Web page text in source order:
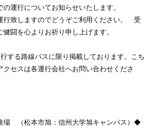
運行についてお知らせいたします。
行致しますのでどうぞご利用ください。 受
闘を心よりお祈り申し上げます。
する路線バスに限り掲載しております。こち
クセスは各運行会社へお問い合わせくださ
場 （松本市旭：信州大学旭キャンパス）◆